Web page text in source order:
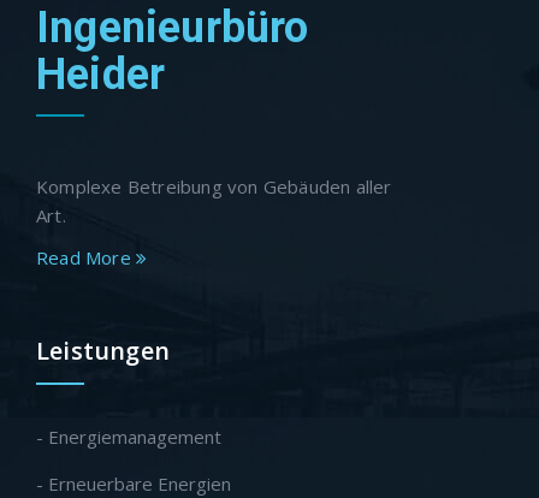
Ingenieurbüro
Heider
Komplexe Betreibung von Gebäuden aller
Art.
Read More
Leistungen
- Energiemanagement
- Erneuerbare Energien